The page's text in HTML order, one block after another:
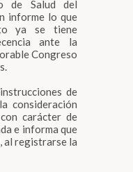
de Salud del
informe lo que
ya se tiene
ante la
Congreso
de
consideración
carácter de
e informa que
al registrarse la